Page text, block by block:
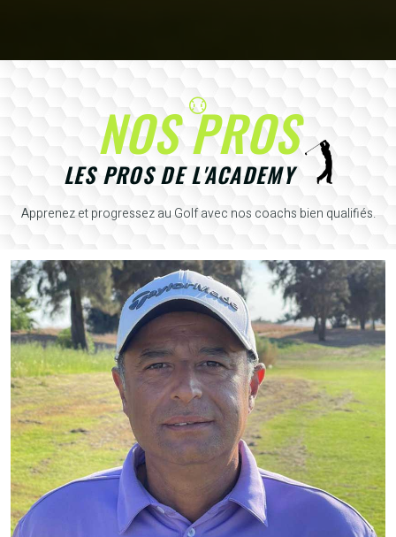
NOS PROS
LES PROS DE L'ACADEMY
Apprenez et progressez au Golf avec nos coachs bien qualifiés.